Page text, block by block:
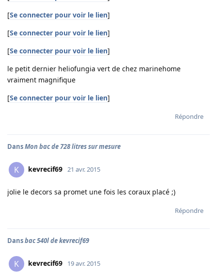
[Se connecter pour voir le lien]
[Se connecter pour voir le lien]
[Se connecter pour voir le lien]
le petit dernier heliofungia vert de chez marinehome
vraiment magnifique
[Se connecter pour voir le lien]
Répondre
DansMon bac de 728 litres sur mesure
K kevrecif69 21 avr. 2015
jolie le decors sa promet une fois les coraux placé ;)
Répondre
Dansbac 540l de kevrecif69
K kevrecif69 19 avr. 2015